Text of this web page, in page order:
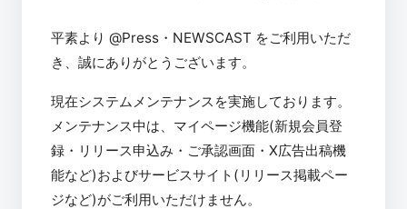
平素より @Press・NEWSCAST をご利用いただ
き、誠にありがとうございます。
現在システムメンテナンスを実施しております。
メンテナンス中は、マイページ機能(新規会員登
録・リリース申込み・ご承認画面・X広告出稿機
能など)およびサービスサイト(リリース掲載ペー
ジなど)がご利用いただけません。